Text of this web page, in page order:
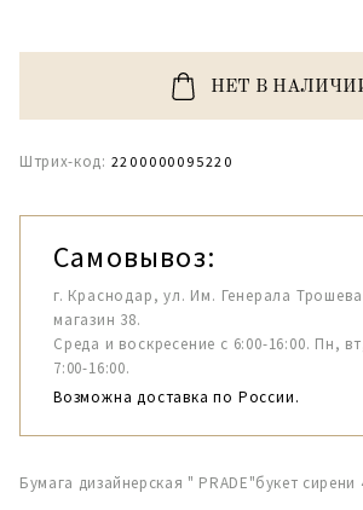
НЕТ В
Штрих-код: 2200000095220
Самовывоз:
г. Краснодар, ул. Им. Генерала
магазин 38.
Среда и воскресение с 6:00-16:00. Пн,
7:00-16:00.
Возможна доставка по России.
Бумага дизайнерская " PRADE"букет сирени